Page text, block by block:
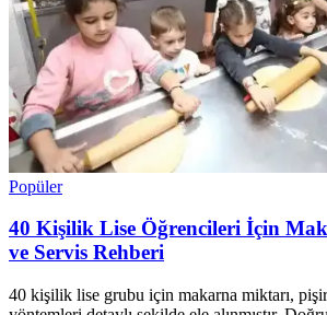
Popüler
40 Kişilik Lise Öğrencileri İçin
ve Servis Rehberi
40 kişilik lise grubu için makarna miktarı,